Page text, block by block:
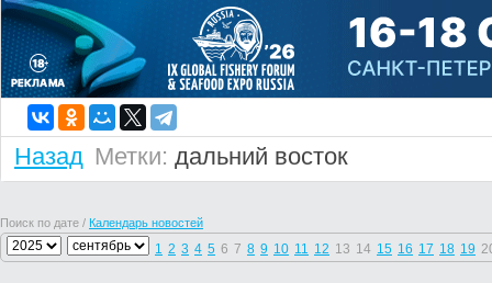
Назад Метки: дальний восток
Поиск по дате / Календарь новостей
1 2 3 4 5 6 7 8 9 10 11 12 13 14 15 16 17 18 19